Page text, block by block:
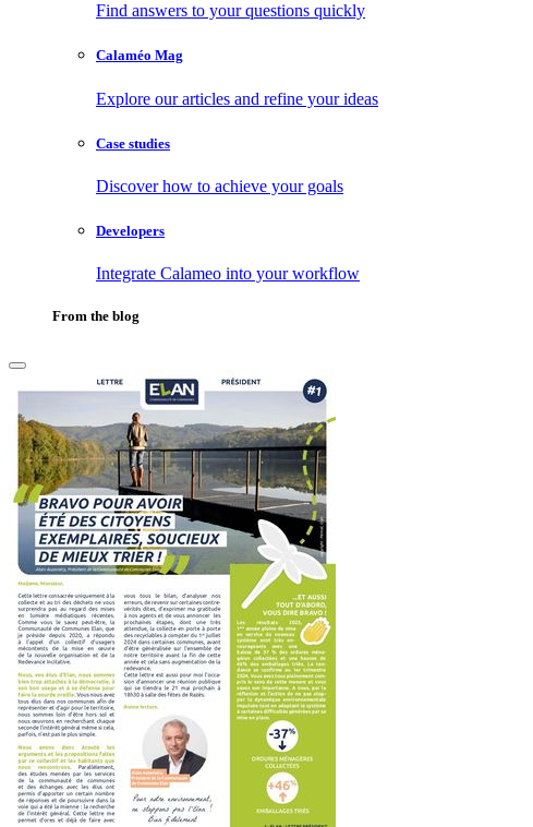
Find answers to your questions quickly
Calaméo Mag
Explore our articles and refine your ideas
Case studies
Discover how to achieve your goals
Developers
Integrate Calameo into your workflow
From the blog